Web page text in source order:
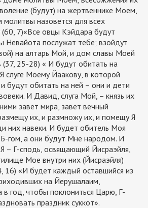
(будут) на жертвеннике Моем,
назовется для всех
7)«Все овцы Кэйдара будут
Невайота послужат тебе; взойдут
на алтарь Мой, и дом славы Моей
(37, 25-28) « И будут обитать на
слуге Моему Йаакову, в которой
будут обитать на ней – они и дети
И Давид, слуга Мой, – князь их
завет мира, завет вечный
их, и размножу их, и помещу Я
них навеки. И будет обитель Моя
гом, а они будут Мне народом. И
– Г-сподь, освящающий Йисраэйля,
Мое внутри них (Йисраэйля)
16) «И будет каждый оставшийся из
на Йерушалаим,
в год, чтобы поклониться Царю, Г-
праздник суккот».